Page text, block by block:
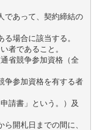
であって、契約締結の
場合に該当する。
者であること。
省競争参加資格（全
争参加資格を有する者
請書」という。）及
ら開札日までの間に、